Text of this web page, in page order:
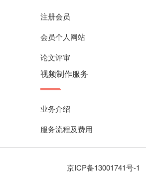
注册会员
会员个人网站
论文评审
视频制作服务
业务介绍
服务流程及费用
京ICP备13001741号-1